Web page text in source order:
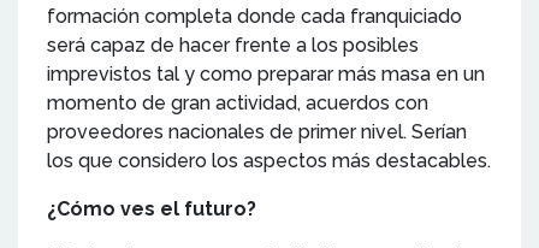
formación completa donde cada franquiciado
será capaz de hacer frente a los posibles
imprevistos tal y como preparar más masa en un
momento de gran actividad, acuerdos con
proveedores nacionales de primer nivel. Serían
los que considero los aspectos más destacables.
¿Cómo ves el futuro?